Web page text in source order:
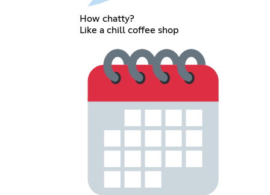
How chatty?
Like a chill coffee shop